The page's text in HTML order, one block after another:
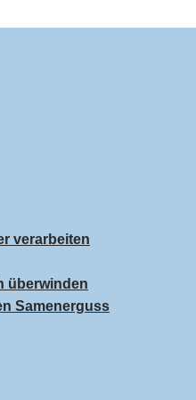
verarbeiten
überwinden
Samenerguss